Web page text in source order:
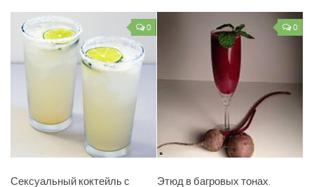
0
Сексуальный коктейль с
0
Этюд в багровых тонах.